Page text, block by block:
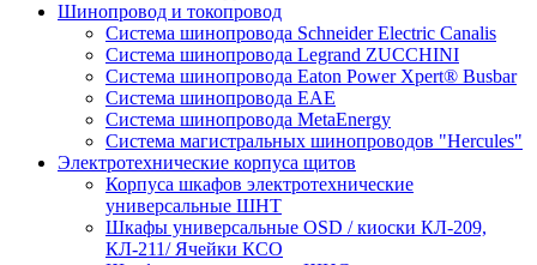
Шинопровод и токопровод
Система шинопровода Schneider Electric Canalis
Система шинопровода Legrand ZUCCHINI
Система шинопровода Eaton Power Xpert® Busbar
Система шинопровода EAE
Система шинопровода MetaEnergy
Система магистральных шинопроводов "Hercules"
Электротехнические корпуса щитов
Корпуса шкафов электротехнические
универсальные ШНТ
Шкафы универсальные OSD / киоски КЛ-209,
КЛ-211/ Ячейки КСО